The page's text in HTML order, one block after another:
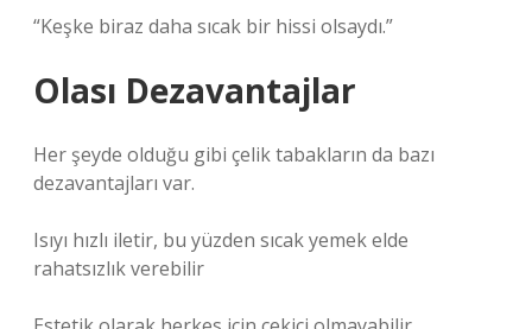
“Keşke biraz daha sıcak bir hissi olsaydı.”
Olası Dezavantajlar
Her şeyde olduğu gibi çelik tabakların da bazı
dezavantajları var.
Isıyı hızlı iletir, bu yüzden sıcak yemek elde
rahatsızlık verebilir